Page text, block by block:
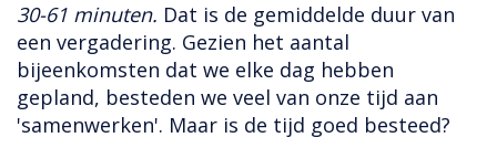
30-61 minuten. Dat is de gemiddelde duur van
een vergadering. Gezien het aantal
bijeenkomsten dat we elke dag hebben
gepland, besteden we veel van onze tijd aan
'samenwerken'. Maar is de tijd goed besteed?